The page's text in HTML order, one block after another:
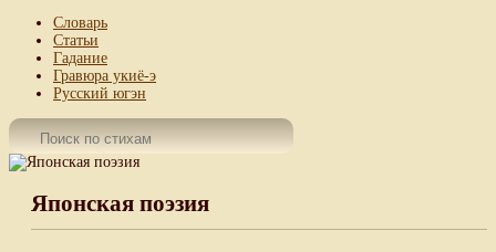
Словарь
Статьи
Гадание
Гравюра укиё-э
Русский югэн
Японская поэзия